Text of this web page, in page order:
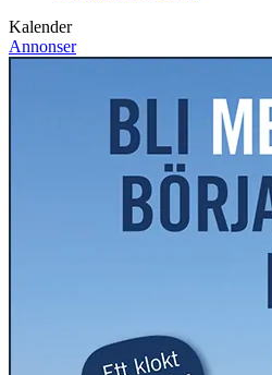
Kalender
Annonser